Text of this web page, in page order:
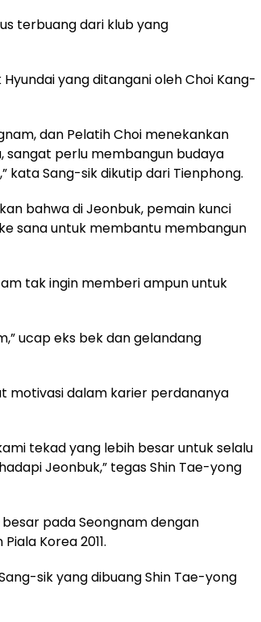
terbuang dari klub yang
yang ditangani oleh Choi Kang-
dan Pelatih Choi menekankan
sangat perlu membangun budaya
kata Sang-sik dikutip dari Tienphong.
bahwa di Jeonbuk, pemain kunci
sana untuk membantu membangun
tak ingin memberi ampun untuk
ucap eks bek dan gelandang
motivasi dalam karier perdananya
tekad yang lebih besar untuk selalu
Jeonbuk,” tegas Shin Tae-yong
pada Seongnam dengan
Korea 2011.
sik yang dibuang Shin Tae-yong